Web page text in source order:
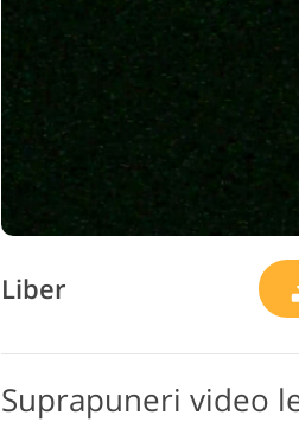
Liber
Suprapuneri video